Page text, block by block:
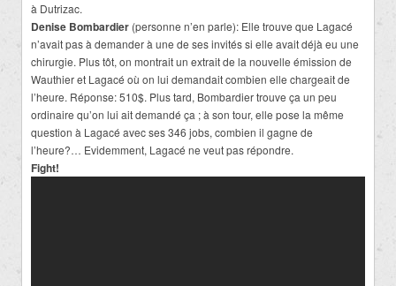
à Dutrizac.
Denise Bombardier (personne n’en parle): Elle trouve que Lagacé
n’avait pas à demander à une de ses invités si elle avait déjà eu une
chirurgie. Plus tôt, on montrait un extrait de la nouvelle émission de
Wauthier et Lagacé où on lui demandait combien elle chargeait de
l’heure. Réponse: 510$. Plus tard, Bombardier trouve ça un peu
ordinaire qu’on lui ait demandé ça ; à son tour, elle pose la même
question à Lagacé avec ses 346 jobs, combien il gagne de
l’heure?… Evidemment, Lagacé ne veut pas répondre.
Fight!